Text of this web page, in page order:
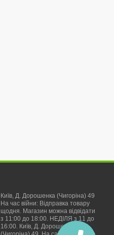
Київ, Д. Дорошенка (Чигоріна) 49
На час війни: Відправка товару
щодня. Магазин можна відвідати
з 11:00 до 18:00. НЕДІЛЯ з 11 до
16:00. Київ, Д. Дорошенка